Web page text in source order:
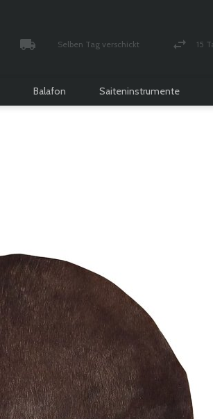
Selben Tag verschickt 15
Balafon Saiteninstrumente